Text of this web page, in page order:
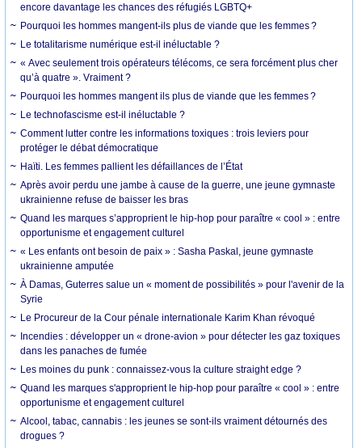
encore davantage les chances des réfugiés LGBTQ+
Pourquoi les hommes mangent-ils plus de viande que les femmes ?
Le totalitarisme numérique est-il inéluctable ?
« Avec seulement trois opérateurs télécoms, ce sera forcément plus cher
qu’à quatre ». Vraiment ?
Pourquoi les hommes mangent ils plus de viande que les femmes ?
Le technofascisme est-il inéluctable ?
Comment lutter contre les informations toxiques : trois leviers pour
protéger le débat démocratique
Haïti. Les femmes pallient les défaillances de l’État
Après avoir perdu une jambe à cause de la guerre, une jeune gymnaste
ukrainienne refuse de baisser les bras
Quand les marques s’approprient le hip-hop pour paraître « cool » : entre
opportunisme et engagement culturel
« Les enfants ont besoin de paix » : Sasha Paskal, jeune gymnaste
ukrainienne amputée
À Damas, Guterres salue un « moment de possibilités » pour l'avenir de la
Syrie
Le Procureur de la Cour pénale internationale Karim Khan révoqué
Incendies : développer un « drone-avion » pour détecter les gaz toxiques
dans les panaches de fumée
Les moines du punk : connaissez-vous la culture straight edge ?
Quand les marques s'approprient le hip-hop pour paraître « cool » : entre
opportunisme et engagement culturel
Alcool, tabac, cannabis : les jeunes se sont-ils vraiment détournés des
drogues ?